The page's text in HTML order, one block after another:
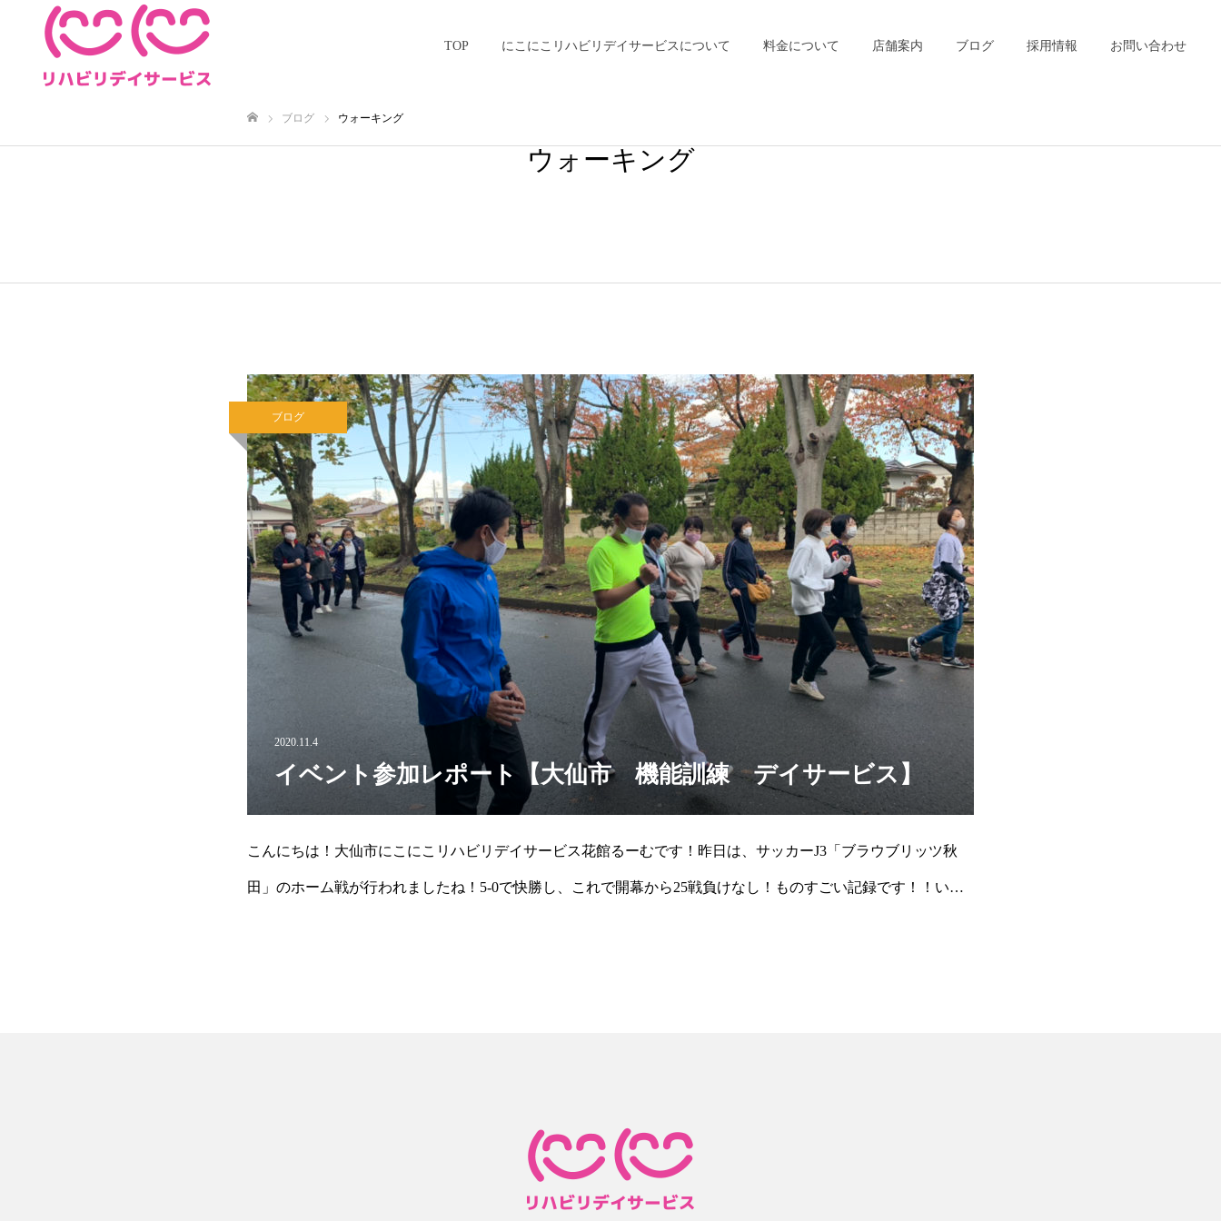
TOP にこにこリハビリデイサービスについて 料金について 店舗案内 ブログ 採用情報 お問い合わせ
ブログ ウォーキング
ウォーキング
ブログ
2020.11.4
イベント参加レポート【大仙市 機能訓練 デイサービス】
こんにちは！大仙市にこにこリハビリデイサービス花館るーむです！昨日は、サッカーJ3「ブラウブリッツ秋
田」のホーム戦が行われましたね！5-0で快勝し、これで開幕から25戦負けなし！ものすごい記録です！！いよ